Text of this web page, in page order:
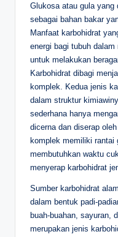
Glukosa atau gula yang
sebagai bahan bakar
Manfaat karbohidrat
energi bagi tubuh
untuk melakukan
Karbohidrat dibagi
komplek. Kedua jenis
dalam struktur
sederhana hanya
dicerna dan diserap
komplek memiliki rantai
membutuhkan waktu
menyerap karbohidrat
Sumber karbohidrat
dalam bentuk padi-
buah-buahan, sayuran,
merupakan jenis